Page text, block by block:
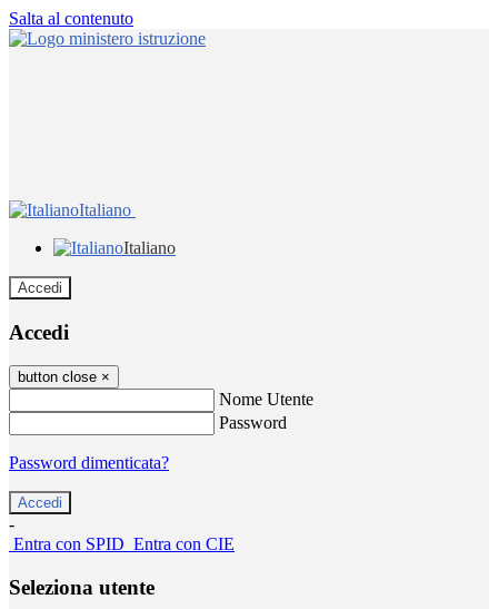
Salta al contenuto
Italiano
Italiano
Accedi
Accedi
button close ×
Nome Utente
Password
Password dimenticata?
-
Entra con SPID Entra con CIE
Seleziona utente